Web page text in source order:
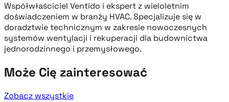
Współwłaściciel Ventido i ekspert z wieloletnim
doświadczeniem w branży HVAC. Specjalizuje się w
doradztwie technicznym w zakresie nowoczesnych
systemów wentylacji i rekuperacji dla budownictwa
jednorodzinnego i przemysłowego.
Może Cię zainteresować
Zobacz wszystkie